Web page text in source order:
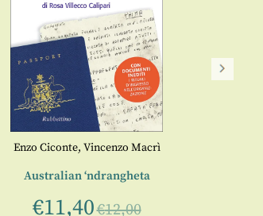
Enzo Ciconte, Vincenzo Macrì
Australian ‘ndrangheta
€11,40€12,00